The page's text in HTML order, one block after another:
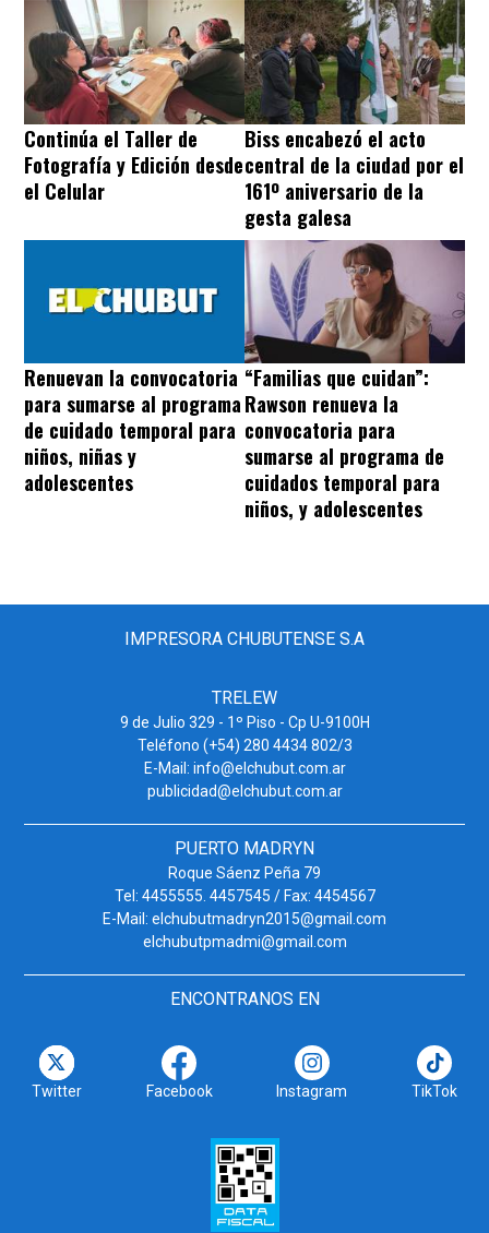
Continúa el Taller de
Fotografía y Edición desde
el Celular
Biss encabezó el acto
central de la ciudad por el
161º aniversario de la
gesta galesa
Renuevan la convocatoria
para sumarse al programa
de cuidado temporal para
niños, niñas y
adolescentes
“Familias que cuidan”:
Rawson renueva la
convocatoria para
sumarse al programa de
cuidados temporal para
niños, y adolescentes
IMPRESORA CHUBUTENSE S.A
TRELEW
9 de Julio 329 - 1º Piso - Cp U-9100H
Teléfono (+54) 280 4434 802/3
E-Mail: info@elchubut.com.ar
publicidad@elchubut.com.ar
PUERTO MADRYN
Roque Sáenz Peña 79
Tel: 4455555. 4457545 / Fax: 4454567
E-Mail: elchubutmadryn2015@gmail.com
elchubutpmadmi@gmail.com
ENCONTRANOS EN
Twitter Facebook Instagram TikTok